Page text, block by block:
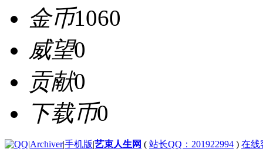
金币1060
威望0
贡献0
下载币0
|Archiver|手机版|艺束人生网 ( 站长QQ：201922994 ) 在线